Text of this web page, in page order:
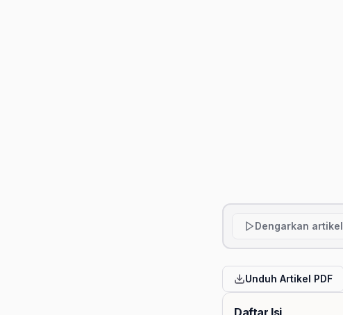
Dengarkan artikel
Unduh Artikel PDF
Daftar Isi